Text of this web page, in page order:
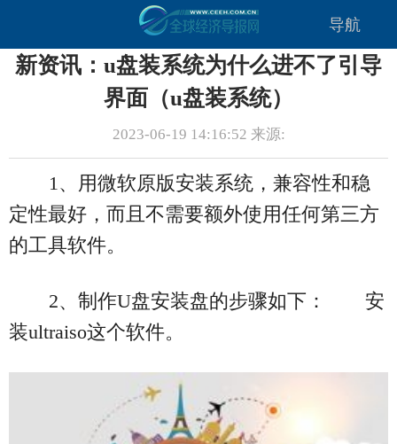
导航
新资讯：u盘装系统为什么进不了引导
界面（u盘装系统）
2023-06-19 14:16:52 来源:
1、用微软原版安装系统，兼容性和稳
定性最好，而且不需要额外使用任何第三方
的工具软件。
2、制作U盘安装盘的步骤如下： 安
装ultraiso这个软件。